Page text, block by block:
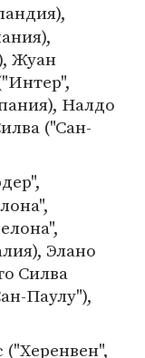
Жуан
Налдо
("Сан-
Элано
Силва
Паулу"),